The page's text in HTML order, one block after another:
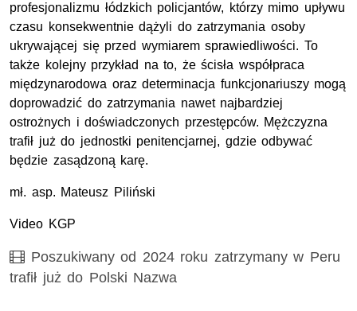
profesjonalizmu łódzkich policjantów, którzy mimo upływu
czasu konsekwentnie dążyli do zatrzymania osoby
ukrywającej się przed wymiarem sprawiedliwości. To
także kolejny przykład na to, że ścisła współpraca
międzynarodowa oraz determinacja funkcjonariuszy mogą
doprowadzić do zatrzymania nawet najbardziej
ostrożnych i doświadczonych przestępców. Mężczyzna
trafił już do jednostki penitencjarnej, gdzie odbywać
będzie zasądzoną karę.
mł. asp. Mateusz Piliński
Video KGP
Film
Poszukiwany od 2024 roku zatrzymany w Peru
trafił już do Polski Nazwa